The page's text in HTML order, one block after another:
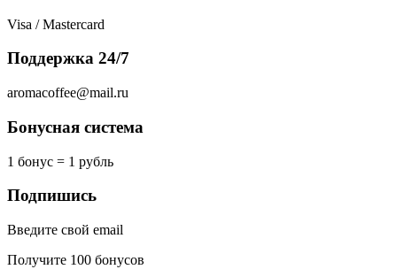
Visa / Mastercard
Поддержка 24/7
aromacoffee@mail.ru
Бонусная система
1 бонус = 1 рубль
Подпишись
Введите свой email
Получите 100 бонусов